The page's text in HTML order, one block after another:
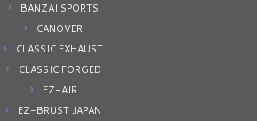
BANZAI SPORTS
CANOVER
CLASSIC EXHAUST
CLASSIC FORGED
EZ-AIR
EZ-BRUST JAPAN